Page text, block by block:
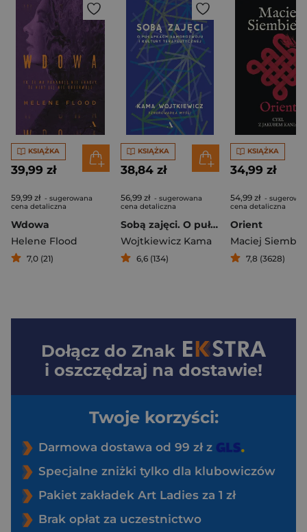
KSIĄŻKA
39,99 zł
59,99 zł - sugerowana
cena detaliczna
Wdowa
Helene Flood
7,0 (21)
KSIĄŻKA
38,84 zł
56,99 zł - sugerowana
cena detaliczna
Sobą zajęci. O pułapkach samorozwoju i kultury terapeutycznej
Wojtkiewicz Kama
6,6 (134)
KSIĄŻKA
34,99 zł
54,99 zł -
cena detaliczna
Orient
Maciej
7,8 (3628)
Dołącz do Znak
i oszczędzaj na dostawie!
Twoje korzyści:
Darmowa dostawa od 99 zł z
Specjalne zniżki tylko dla klubowiczów
Pakiet zakładek Art Ladies za 1 zł
Brak opłat za uczestnictwo